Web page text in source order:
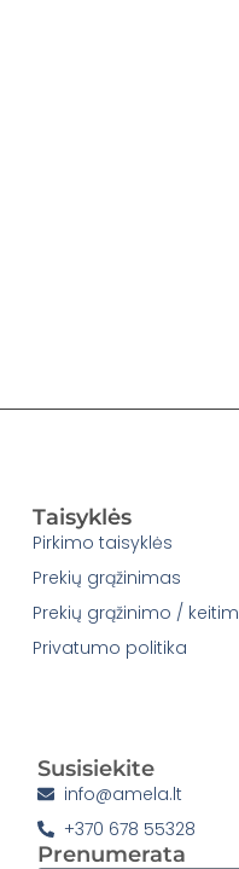
Taisyklės
Pirkimo taisyklės
Prekių grąžinimas
Prekių grąžinimo /
Privatumo politika
Susisiekite
info@amela.lt
+370 678 55328
Prenumerata